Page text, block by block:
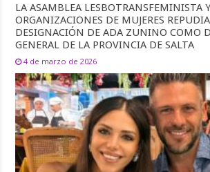
LA ASAMBLEA LESBOTRANSFEMINISTA
ORGANIZACIONES DE MUJERES
DESIGNACIÓN DE ADA ZUNINO COMO
GENERAL DE LA PROVINCIA DE SALTA
4 de marzo de 2026